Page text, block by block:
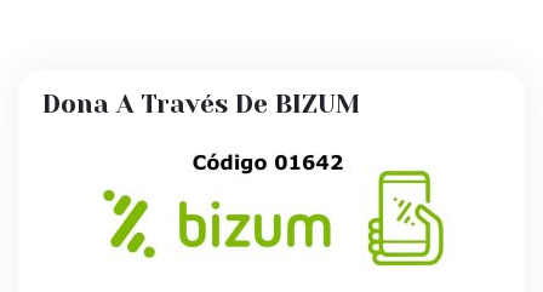
Dona A Través De BIZUM